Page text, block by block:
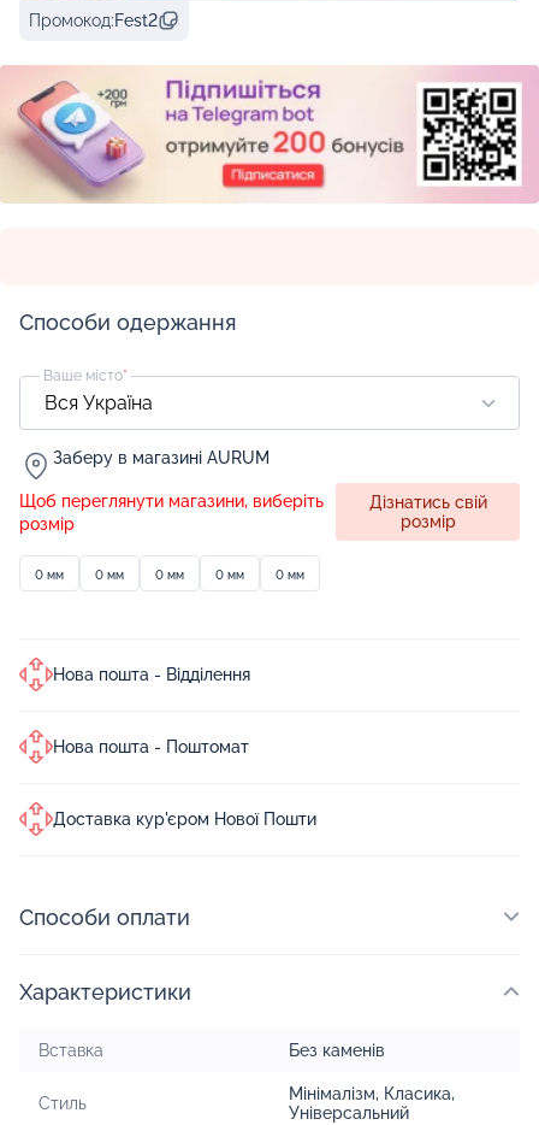
Промокод:Fest2
Способи одержання
Ваше місто*
Заберу в магазині AURUM
Щоб переглянути магазини, виберіть
розмір
Дізнатись свій
розмір
0 мм 0 мм 0 мм 0 мм 0 мм
Нова пошта - Відділення
Нова пошта - Поштомат
Доставка кур'єром Нової Пошти
Способи оплати
Характеристики
Вставка Без каменів
Стиль Мінімалізм, Класика,
Універсальний